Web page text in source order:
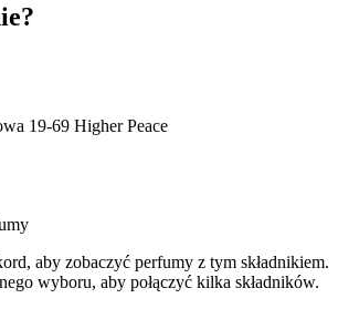
19-69 Higher Peace
aby zobaczyć perfumy z tym składnikiem.
wyboru, aby połączyć kilka składników.